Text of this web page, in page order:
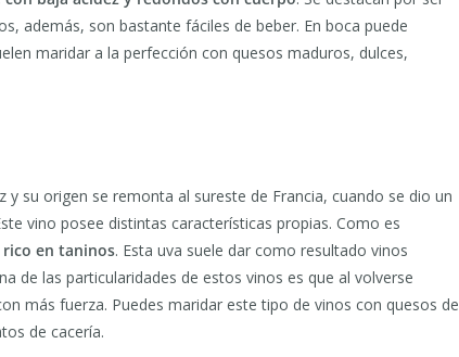
además, son bastante fáciles de beber. En boca puede
maridar a la perfección con quesos maduros, dulces,
su origen se remonta al sureste de Francia, cuando se dio un
vino posee distintas características propias. Como es
en taninos. Esta uva suele dar como resultado vinos
de las particularidades de estos vinos es que al volverse
más fuerza. Puedes maridar este tipo de vinos con quesos de
de cacería.